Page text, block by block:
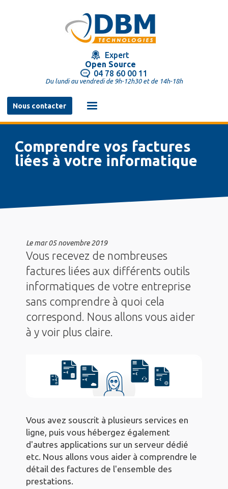
Expert
Open Source
04 78 60 00 11
Du lundi au vendredi de 9h-12h30 et de 14h-18h
Nous contacter
Navigation
principale
Comprendre vos factures
liées à votre informatique
Lemar 05 novembre 2019
Vous recevez de nombreuses
factures liées aux différents outils
informatiques de votre entreprise
sans comprendre à quoi cela
correspond. Nous allons vous aider
à y voir plus claire.
Vous avez souscrit à plusieurs services en
ligne, puis vous hébergez également
d'autres applications sur un serveur dédié
etc. Nous allons vous aider à comprendre le
détail des factures de l'ensemble des
prestations.